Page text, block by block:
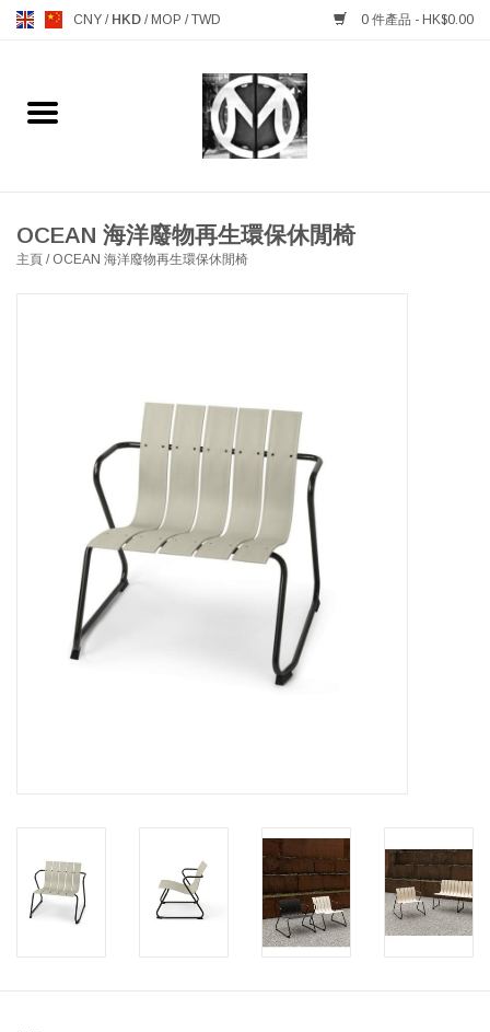
CNY / HKD / MOP /TWD 0 件產品 - HK$0.00
主頁
MANKS ANTIQUES 古董
GIFTS & DECORATIVE 禮品
HEALTHY LIVING 健康家居
LATEST ARRIVALS 最新扺港
MATER 系列
Gift cards
STORIES 故事
OCEAN 海洋廢物再生環保休閒椅
主頁 / OCEAN 海洋廢物再生環保休閒椅